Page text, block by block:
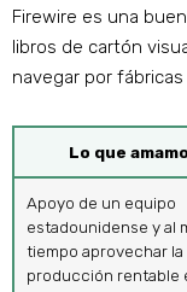
Firewire es una
libros de cartón
navegar por
Lo que
Apoyo de un equipo
estadounidense y al
tiempo aprovechar la
producción rentable